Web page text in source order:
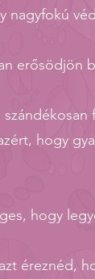
nagyfokú
erősödjön
hogy
hogy
éreznéd,